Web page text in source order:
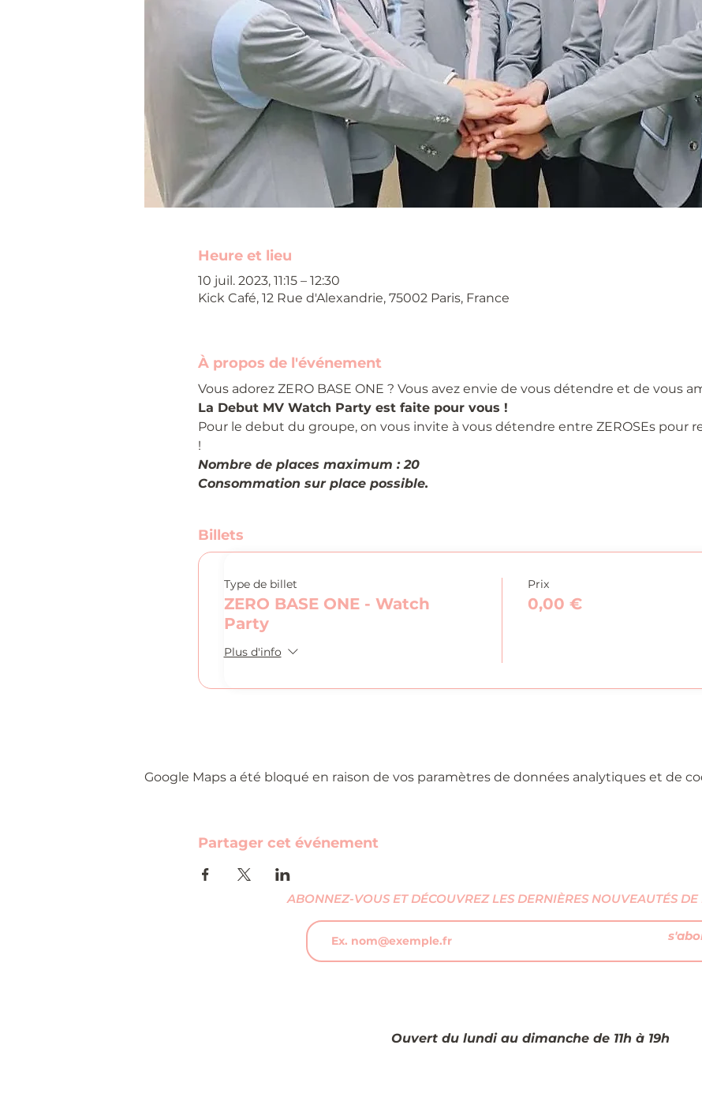
Heure et lieu
10 juil. 2023, 11:15 – 12:30
Kick Café, 12 Rue d'Alexandrie, 75002 Paris, France
À propos de l'événement
Vous adorez ZERO BASE ONE ? Vous avez envie de vous détendre et de vous
La Debut MV Watch Party est faite pour vous !
Pour le debut du groupe, on vous invite à vous détendre entre ZEROSEs pour
!
Nombre de places maximum : 20
Consommation sur place possible.
Billets
Type de billet
ZERO BASE ONE - Watch
Party
Plus d'info
Prix
0,00 €
Google Maps a été bloqué en raison de vos paramètres de données analytiques et de
Partager cet événement
ABONNEZ-VOUS ET DÉCOUVREZ LES DERNIÈRES NOUVEAUTÉS DE
Ouvert du lundi au dimanche de 11h à 19h​